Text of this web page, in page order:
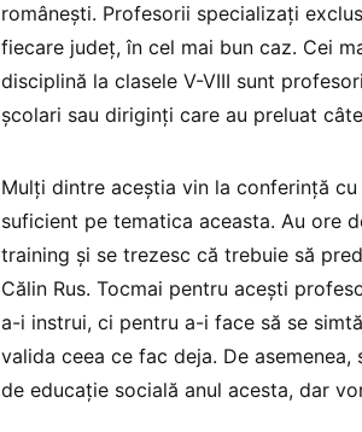
românești. Profesorii specializați
fiecare județ, în cel mai bun caz. Cei
disciplină la clasele V-VIII sunt
școlari sau diriginți care au preluat
Mulți dintre aceștia vin la conferință
suficient pe tematica aceasta. Au ore
training și se trezesc că trebuie să
Călin Rus. Tocmai pentru acești
a-i instrui, ci pentru a-i face să se
valida ceea ce fac deja. De
de educație socială anul acesta, dar